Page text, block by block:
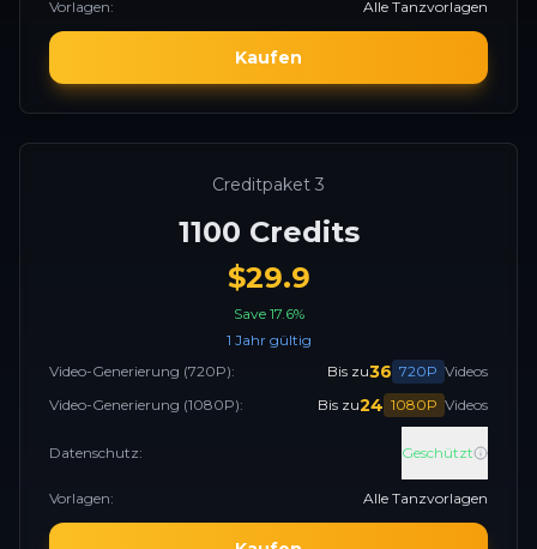
Vorlagen: Alle Tanzvorlagen
Kaufen
Creditpaket 3
1100 Credits
$29.9
Save 17.6%
1 Jahr gültig
Video-Generierung (720P): Bis zu36 720P Videos
Video-Generierung (1080P): Bis zu24 1080P Videos
Datenschutz: Geschützt
Vorlagen: Alle Tanzvorlagen